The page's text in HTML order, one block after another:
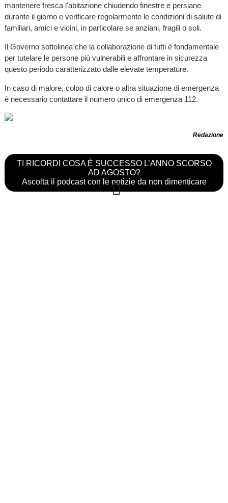
mantenere fresca l'abitazione chiudendo finestre e persiane
durante il giorno e verificare regolarmente le condizioni di salute di
familiari, amici e vicini, in particolare se anziani, fragili o soli.
Il Governo sottolinea che la collaborazione di tutti è fondamentale
per tutelare le persone più vulnerabili e affrontare in sicurezza
questo periodo caratterizzato dalle elevate temperature.
In caso di malore, colpo di calore o altra situazione di emergenza
è necessario contattare il numero unico di emergenza 112.
Redazione
TI RICORDI COSA È SUCCESSO L’ANNO SCORSO
AD AGOSTO?
Ascolta il podcast con le notizie da non dimenticare